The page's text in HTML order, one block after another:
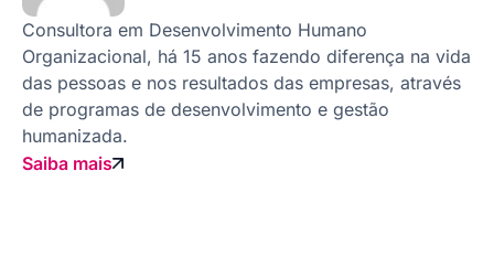
Consultora em Desenvolvimento Humano
Organizacional, há 15 anos fazendo diferença na vida
das pessoas e nos resultados das empresas, através
de programas de desenvolvimento e gestão
humanizada.
Saiba mais